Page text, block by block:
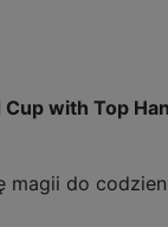
with Top
magii do